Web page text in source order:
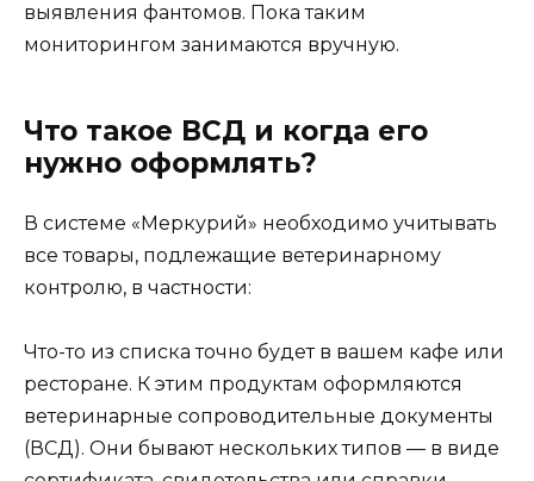
выявления фантомов. Пока таким
мониторингом занимаются вручную.
Что такое ВСД и когда его
нужно оформлять?
В системе «Меркурий» необходимо учитывать
все товары, подлежащие ветеринарному
контролю, в частности:
Что-то из списка точно будет в вашем кафе или
ресторане. К этим продуктам оформляются
ветеринарные сопроводительные документы
(ВСД). Они бывают нескольких типов — в виде